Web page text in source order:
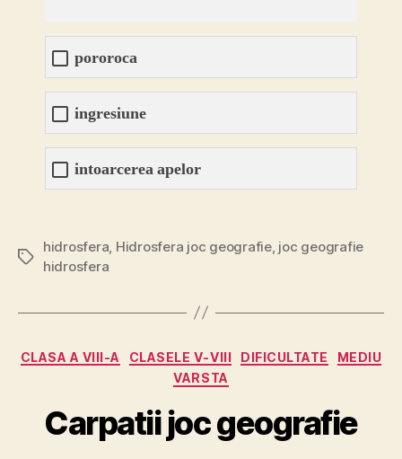
pororoca
ingresiune
intoarcerea apelor
Etichete
hidrosfera Hidrosfera joc geografie, joc geografie
hidrosfera
Categorii
CLASA A VIII-A CLASELE V-VIII DIFICULTATE
MEDIU
VARSTA
Carpatii joc geografie